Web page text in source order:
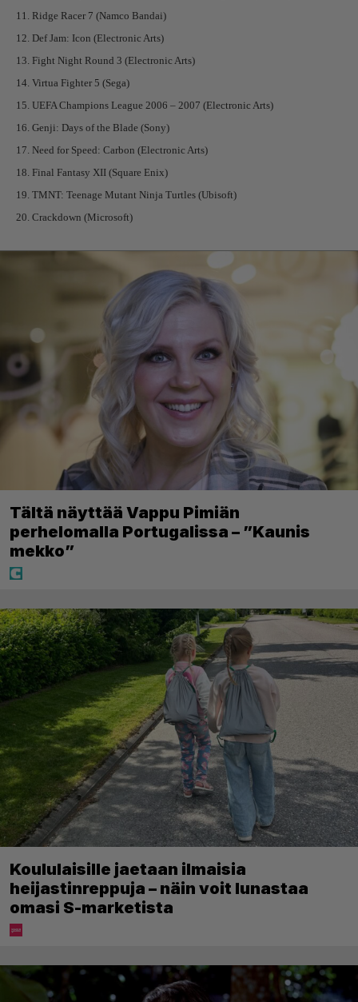
11. Ridge Racer 7 (Namco Bandai)
12. Def Jam: Icon (Electronic Arts)
13. Fight Night Round 3 (Electronic Arts)
14. Virtua Fighter 5 (Sega)
15. UEFA Champions League 2006 – 2007 (Electronic Arts)
16. Genji: Days of the Blade (Sony)
17. Need for Speed: Carbon (Electronic Arts)
18. Final Fantasy XII (Square Enix)
19. TMNT: Teenage Mutant Ninja Turtles (Ubisoft)
20. Crackdown (Microsoft)
Tältä näyttää Vappu Pimiän
perhelomalla Portugalissa – ”Kaunis
mekko”
Koululaisille jaetaan ilmaisia
heijastinreppuja – näin voit lunastaa
omasi S-marketista